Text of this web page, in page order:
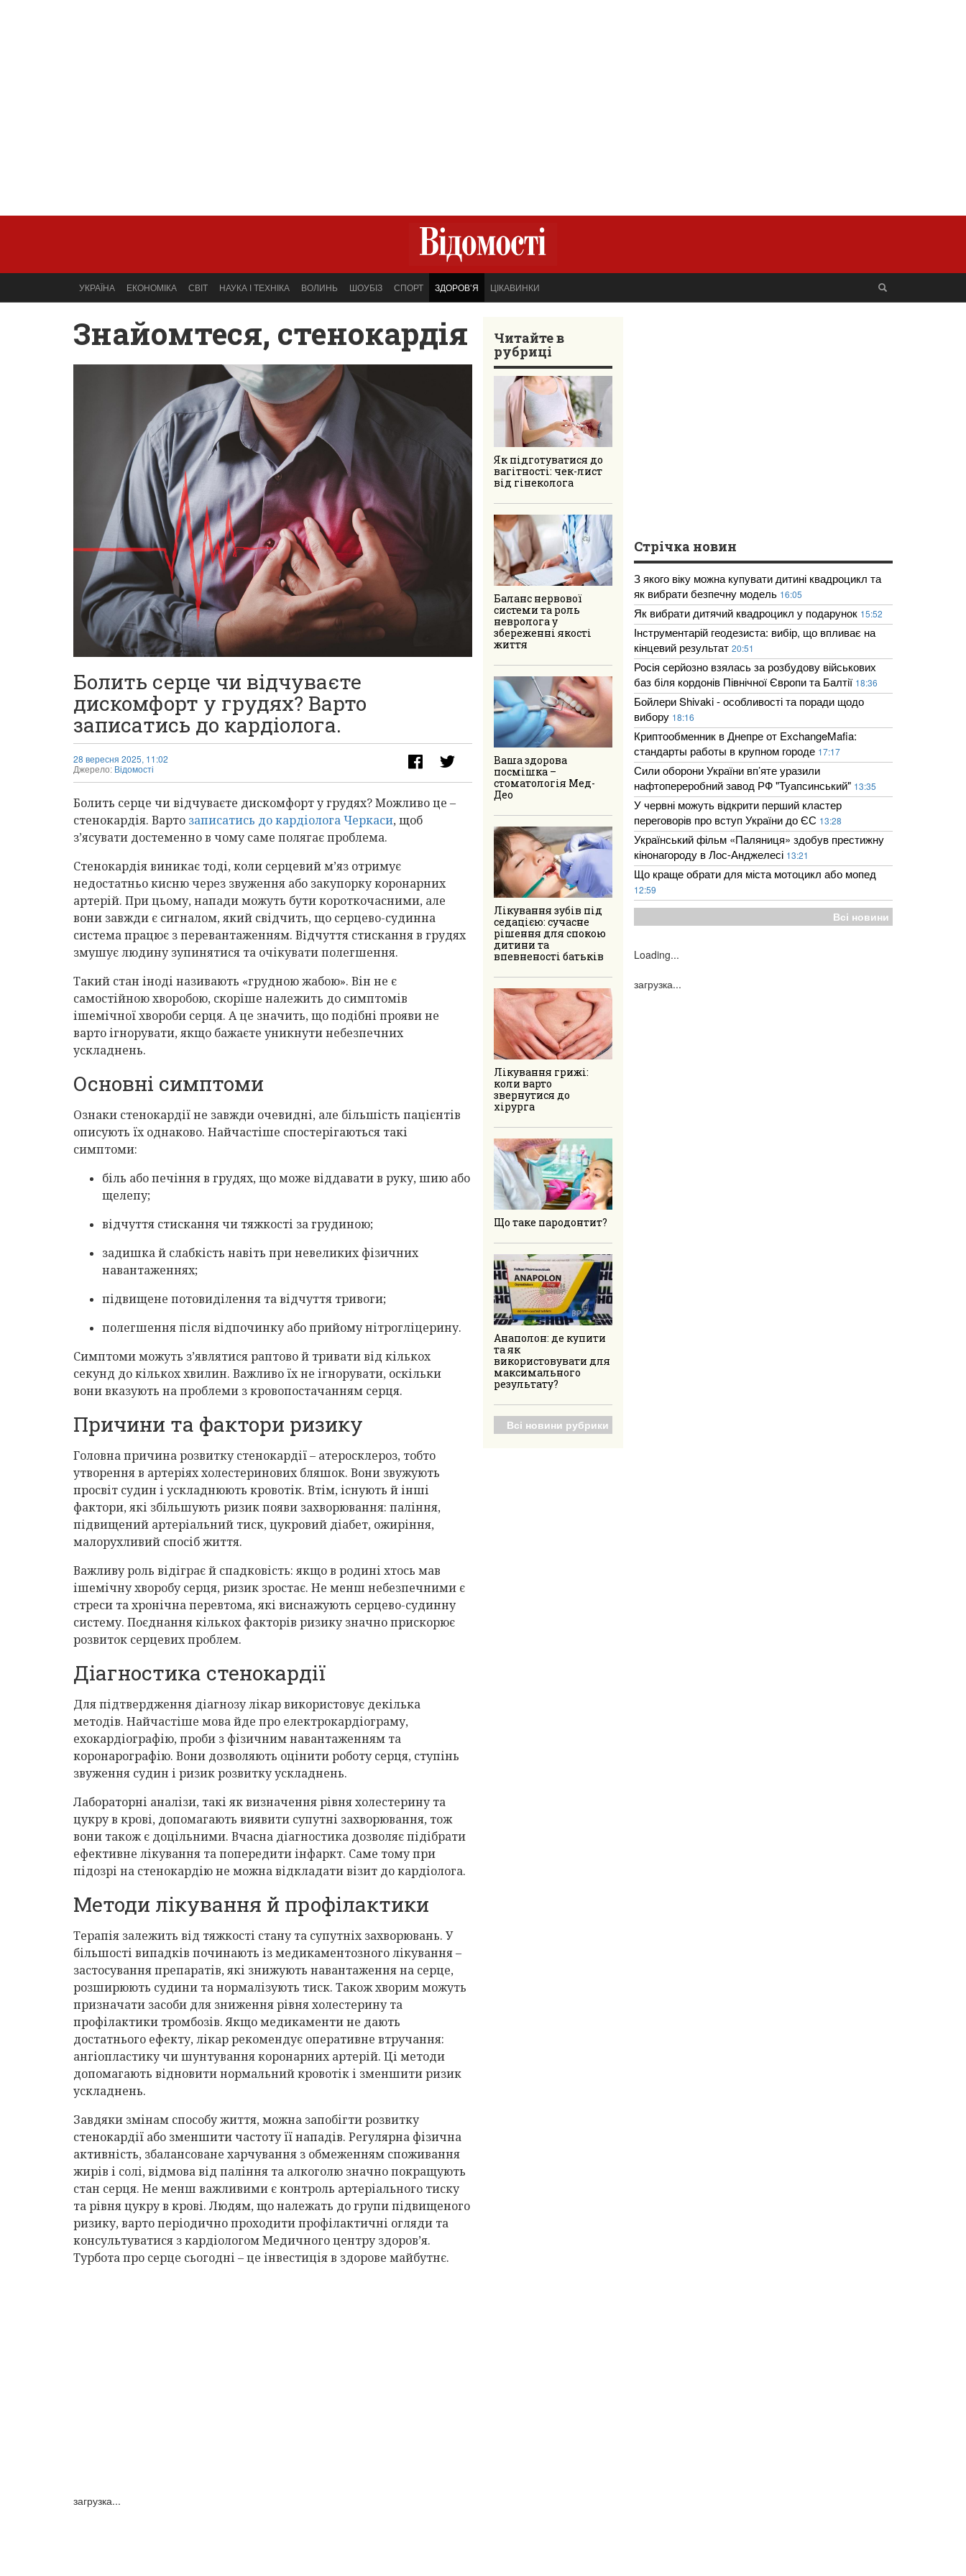
УКРАЇНА ЕКОНОМІКА СВІТ НАУКА І ТЕХНІКА ВОЛИНЬ ШОУБІЗ СПОРТ ЗДОРОВ’Я ЦІКАВИНКИ
Знайомтеся, стенокардія
Болить серце чи відчуваєте
дискомфорт у грудях? Варто
записатись до кардіолога.
28 вересня 2025, 11:02
Джерело: Відомості
Болить серце чи відчуваєте дискомфорт у грудях? Можливо це –
стенокардія. Варто записатись до кардіолога Черкаси, щоб
з’ясувати достеменно в чому саме полягає проблема.
Стенокардія виникає тоді, коли серцевий м’яз отримує
недостатньо кисню через звуження або закупорку коронарних
артерій. При цьому, напади можуть бути короткочасними, але
вони завжди є сигналом, який свідчить, що серцево-судинна
система працює з перевантаженням. Відчуття стискання в грудях
змушує людину зупинятися та очікувати полегшення.
Такий стан іноді називають «грудною жабою». Він не є
самостійною хворобою, скоріше належить до симптомів
ішемічної хвороби серця. А це значить, що подібні прояви не
варто ігнорувати, якщо бажаєте уникнути небезпечних
ускладнень.
Основні симптоми
Ознаки стенокардії не завжди очевидні, але більшість пацієнтів
описують їх однаково. Найчастіше спостерігаються такі
симптоми:
біль або печіння в грудях, що може віддавати в руку, шию або
щелепу;
відчуття стискання чи тяжкості за грудиною;
задишка й слабкість навіть при невеликих фізичних
навантаженнях;
підвищене потовиділення та відчуття тривоги;
полегшення після відпочинку або прийому нітрогліцерину.
Симптоми можуть з’являтися раптово й тривати від кількох
секунд до кількох хвилин. Важливо їх не ігнорувати, оскільки
вони вказують на проблеми з кровопостачанням серця.
Причини та фактори ризику
Головна причина розвитку стенокардії – атеросклероз, тобто
утворення в артеріях холестеринових бляшок. Вони звужують
просвіт судин і ускладнюють кровотік. Втім, існують й інші
фактори, які збільшують ризик появи захворювання: паління,
підвищений артеріальний тиск, цукровий діабет, ожиріння,
малорухливий спосіб життя.
Важливу роль відіграє й спадковість: якщо в родині хтось мав
ішемічну хворобу серця, ризик зростає. Не менш небезпечними є
стреси та хронічна перевтома, які виснажують серцево-судинну
систему. Поєднання кількох факторів ризику значно прискорює
розвиток серцевих проблем.
Діагностика стенокардії
Для підтвердження діагнозу лікар використовує декілька
методів. Найчастіше мова йде про електрокардіограму,
ехокардіографію, проби з фізичним навантаженням та
коронарографію. Вони дозволяють оцінити роботу серця, ступінь
звуження судин і ризик розвитку ускладнень.
Лабораторні аналізи, такі як визначення рівня холестерину та
цукру в крові, допомагають виявити супутні захворювання, тож
вони також є доцільними. Вчасна діагностика дозволяє підібрати
ефективне лікування та попередити інфаркт. Саме тому при
підозрі на стенокардію не можна відкладати візит до кардіолога.
Методи лікування й профілактики
Терапія залежить від тяжкості стану та супутніх захворювань. У
більшості випадків починають із медикаментозного лікування –
застосування препаратів, які знижують навантаження на серце,
розширюють судини та нормалізують тиск. Також хворим можуть
призначати засоби для зниження рівня холестерину та
профілактики тромбозів. Якщо медикаменти не дають
достатнього ефекту, лікар рекомендує оперативне втручання:
ангіопластику чи шунтування коронарних артерій. Ці методи
допомагають відновити нормальний кровотік і зменшити ризик
ускладнень.
Завдяки змінам способу життя, можна запобігти розвитку
стенокардії або зменшити частоту її нападів. Регулярна фізична
активність, збалансоване харчування з обмеженням споживання
жирів і солі, відмова від паління та алкоголю значно покращують
стан серця. Не менш важливими є контроль артеріального тиску
та рівня цукру в крові. Людям, що належать до групи підвищеного
ризику, варто періодично проходити профілактичні огляди та
консультуватися з кардіологом Медичного центру здоров’я.
Турбота про серце сьогодні – це інвестиція в здорове майбутнє.
загрузка...
Читайте в
рубриці
Як підготуватися до
вагітності: чек-лист
від гінеколога
Баланс нервової
системи та роль
невролога у
збереженні якості
життя
Ваша здорова
посмішка –
стоматологія Мед-
Део
Лікування зубів під
седацією: сучасне
рішення для спокою
дитини та
впевненості батьків
Лікування грижі:
коли варто
звернутися до
хірурга
Що таке пародонтит?
Анаполон: де купити
та як
використовувати для
максимального
результату?
Всі новини рубрики
Стрічка новин
З якого віку можна купувати дитині квадроцикл та
як вибрати безпечну модель 16:05
Як вибрати дитячий квадроцикл у подарунок 15:52
Інструментарій геодезиста: вибір, що впливає на
кінцевий результат 20:51
Росія серйозно взялась за розбудову військових
баз біля кордонів Північної Європи та Балтії 18:36
Бойлери Shivaki - особливості та поради щодо
вибору 18:16
Криптообменник в Днепре от ExchangeMafia:
стандарты работы в крупном городе 17:17
Сили оборони України вп’яте уразили
нафтопереробний завод РФ "Туапсинський" 13:35
У червні можуть відкрити перший кластер
переговорів про вступ України до ЄС 13:28
Український фільм «Паляниця» здобув престижну
кінонагороду в Лос-Анджелесі 13:21
Що краще обрати для міста мотоцикл або мопед
12:59
Всі новини
Loading...
загрузка...